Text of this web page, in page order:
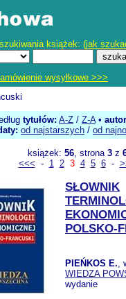
książek: (jak
wysyłkowe >>>
tytułów: A-Z / Z-A•
od najstarszych / od
książek: 56, strona 3z
<<< - 1 2 3 4 5 6-
SŁOWNIK
POLSKO-
PIEŃKOS E.,
WIEDZA
wydanie